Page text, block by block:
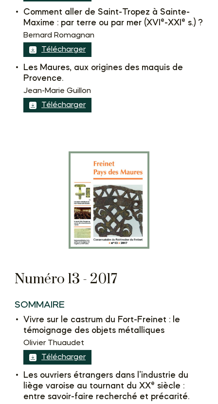
Comment aller de Saint-Tropez à Sainte-
Maxime : par terre ou par mer (XVIe-XXIe s.) ?
Bernard Romagnan
Télécharger
Les Maures, aux origines des maquis de
Provence.
Jean-Marie Guillon
Télécharger
Numéro 13 - 2017
SOMMAIRE
Vivre sur le castrum du Fort-Freinet : le
témoignage des objets métalliques
Olivier Thuaudet
Télécharger
Les ouvriers étrangers dans l’industrie du
liège varoise au tournant du XXe siècle :
entre savoir-faire recherché et précarité.